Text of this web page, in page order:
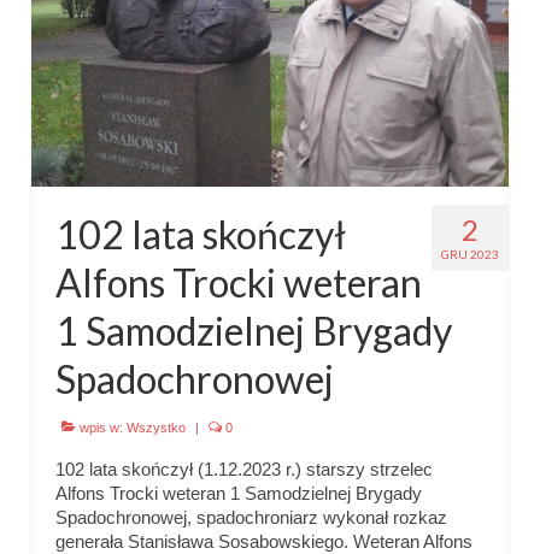
2
GRU 2023
102 lata skończył
Alfons Trocki weteran
1 Samodzielnej Brygady
Spadochronowej
wpis w: Wszystko 0
102 lata skończył (1.12.2023 r.) starszy strzelec
Alfons Trocki weteran 1 Samodzielnej Brygady
Spadochronowej, spadochroniarz wykonał rozkaz
generała Stanisława Sosabowskiego. Weteran Alfons